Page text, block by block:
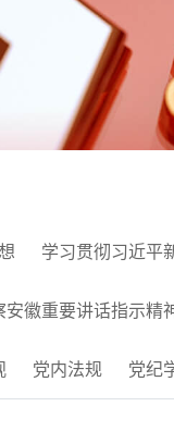
学习贯彻习近平
徽重要讲话指示精
党内法规 党纪